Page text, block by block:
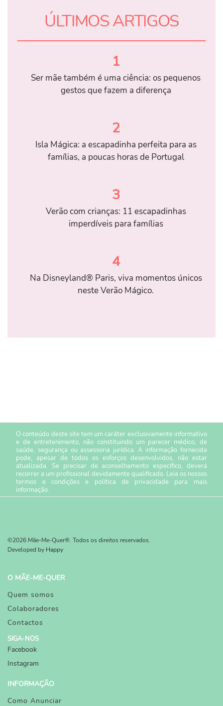
ÚLTIMOS ARTIGOS
1
Ser mãe também é uma ciência: os pequenos
gestos que fazem a diferença
2
Isla Mágica: a escapadinha perfeita para as
famílias, a poucas horas de Portugal
3
Verão com crianças: 11 escapadinhas
imperdíveis para famílias
4
Na Disneyland® Paris, viva momentos únicos
neste Verão Mágico.
O conteúdo deste site tem um caráter exclusivamente informativo
e de entretenimento, não constituindo um parecer médico, de
saúde, segurança ou assessoria jurídica. A informação fornecida
pode, apesar de todos os esforços desenvolvidos, não estar
atualizada. Se precisar de aconselhamento específico, deverá
recorrer a um profissional devidamente qualificado. Leia os nossos
termos e condiçõese política de privacidade para mais
informação.
©2026 Mãe-Me-Quer®. Todos os direitos reservados.
Developed by Happy
O MÃE-ME-QUER
Quem somos
Colaboradores
Contactos
SIGA-NOS
Facebook
Instagram
INFORMAÇÃO
Como Anunciar